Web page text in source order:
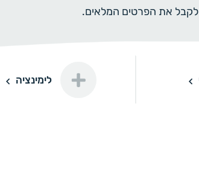
לקבל את הפרטים המלאים.
לימינציה